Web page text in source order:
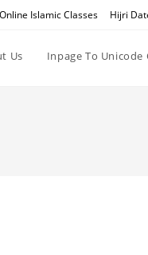
Online Islamic Classes Hijri
Us Inpage To Unicode